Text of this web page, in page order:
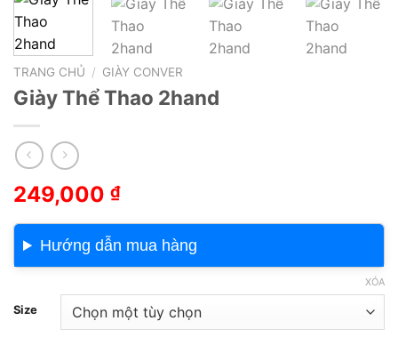
TRANG CHỦ / GIÀY CONVER
Giày Thể Thao 2hand
249,000 ₫
Hướng dẫn mua hàng
Size
XÓA